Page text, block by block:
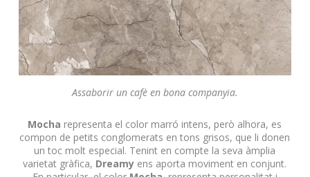
Assaborir un cafè en bona companyia.
Mocha representa el color marró intens, però alhora, es
compon de petits conglomerats en tons grisos, que li donen
un toc molt especial. Tenint en compte la seva àmplia
varietat gràfica, Dreamy ens aporta moviment en conjunt.